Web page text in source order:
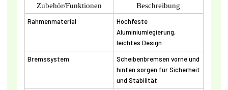
Zubehör/Funktionen Beschreibung
Rahmenmaterial
Hochfeste
Aluminiumlegierung,
leichtes Design
Bremssystem
Scheibenbremsen vorne und
hinten sorgen für Sicherheit
und Stabilität